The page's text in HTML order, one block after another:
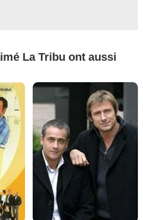
La Tribu ont aussi